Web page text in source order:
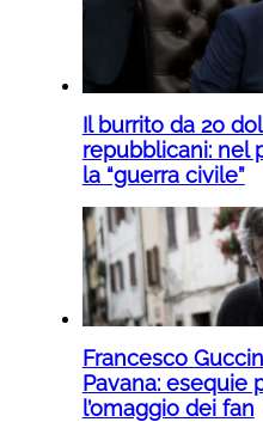
Il burrito da 20
repubblicani: nel
la “guerra civile”
Francesco
Pavana: esequie
l’omaggio dei fan